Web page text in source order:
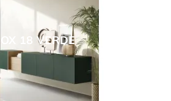
18 VERDE